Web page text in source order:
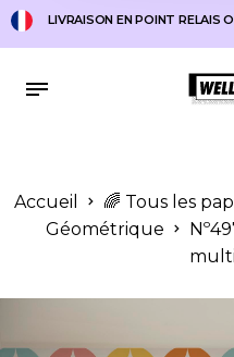
LIVRAISON EN POINT RELAIS
Accueil 🌈 Tous les
Géométrique